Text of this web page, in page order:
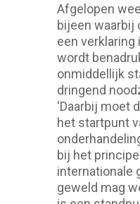
Afgelopen
bijeen waarbij
een verklaring
wordt
onmiddellijk
dringend
‘Daarbij moet
het startpunt
bij het
internationale
geweld mag